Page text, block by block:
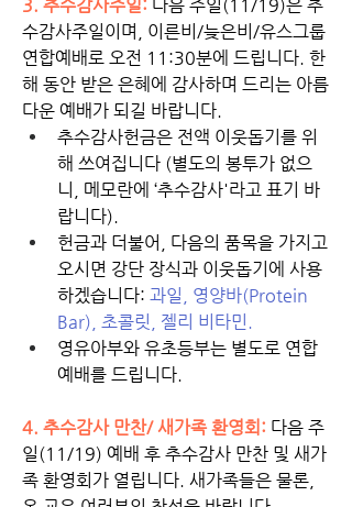
3. 추수감사주일: 다음 주일(11/19)은 추
수감사주일이며, 이른비/늦은비/유스그룹
연합예배로 오전 11:30분에 드립니다. 한
해 동안 받은 은혜에 감사하며 드리는 아름
다운 예배가 되길 바랍니다.
추수감사헌금은 전액 이웃돕기를 위
해 쓰여집니다 (별도의 봉투가 없으
니, 메모란에 ‘추수감사'라고 표기 바
랍니다).
헌금과 더불어, 다음의 품목을 가지고
오시면 강단 장식과 이웃돕기에 사용
하겠습니다: 과일, 영양바(Protein
Bar), 초콜릿, 젤리 비타민.
영유아부와 유초등부는 별도로 연합
예배를 드립니다.
4. 추수감사 만찬/ 새가족 환영회: 다음 주
일(11/19) 예배 후 추수감사 만찬 및 새가
족 환영회가 열립니다. 새가족들은 물론,